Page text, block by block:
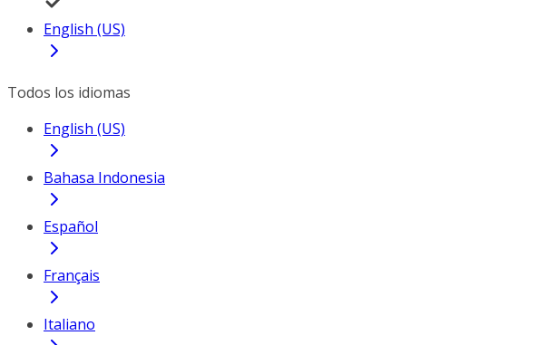
English (US)
Todos los idiomas
English (US)
Bahasa Indonesia
Español
Français
Italiano